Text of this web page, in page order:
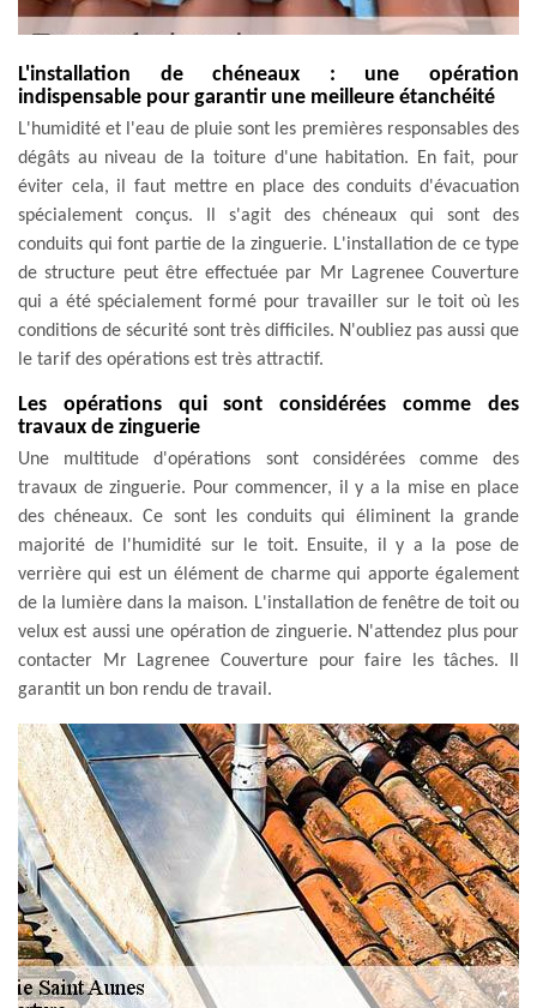
L'installation de chéneaux : une opération
indispensable pour garantir une meilleure étanchéité
L'humidité et l'eau de pluie sont les premières responsables des
dégâts au niveau de la toiture d'une habitation. En fait, pour
éviter cela, il faut mettre en place des conduits d'évacuation
spécialement conçus. Il s'agit des chéneaux qui sont des
conduits qui font partie de la zinguerie. L'installation de ce type
de structure peut être effectuée par Mr Lagrenee Couverture
qui a été spécialement formé pour travailler sur le toit où les
conditions de sécurité sont très difficiles. N'oubliez pas aussi que
le tarif des opérations est très attractif.
Les opérations qui sont considérées comme des
travaux de zinguerie
Une multitude d'opérations sont considérées comme des
travaux de zinguerie. Pour commencer, il y a la mise en place
des chéneaux. Ce sont les conduits qui éliminent la grande
majorité de l'humidité sur le toit. Ensuite, il y a la pose de
verrière qui est un élément de charme qui apporte également
de la lumière dans la maison. L'installation de fenêtre de toit ou
velux est aussi une opération de zinguerie. N'attendez plus pour
contacter Mr Lagrenee Couverture pour faire les tâches. Il
garantit un bon rendu de travail.